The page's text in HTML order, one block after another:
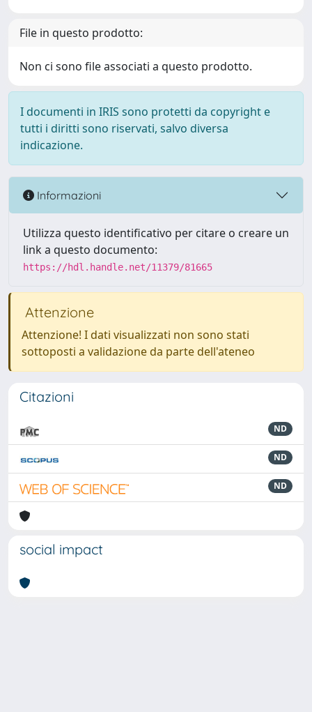
File in questo prodotto:
Non ci sono file associati a questo prodotto.
I documenti in IRIS sono protetti da copyright e
tutti i diritti sono riservati, salvo diversa
indicazione.
Informazioni
Utilizza questo identificativo per citare o creare un
link a questo documento:
https://hdl.handle.net/11379/81665
Attenzione
Attenzione! I dati visualizzati non sono stati
sottoposti a validazione da parte dell'ateneo
Citazioni
ND
ND
ND
social impact